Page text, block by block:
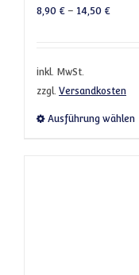
8,90 €– 14,50 €
inkl. MwSt.
zzgl. Versandkosten
Ausführung wählen